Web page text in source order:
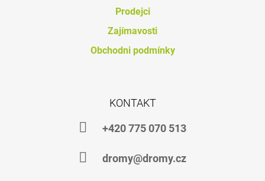
Prodejci
Zajímavosti
Obchodni podmínky
KONTAKT
+420 775 070 513
dromy@dromy.cz